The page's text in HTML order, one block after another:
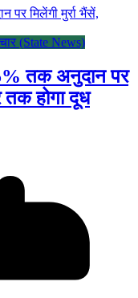
(State News)
तक अनुदान पर
तक होगा दूध